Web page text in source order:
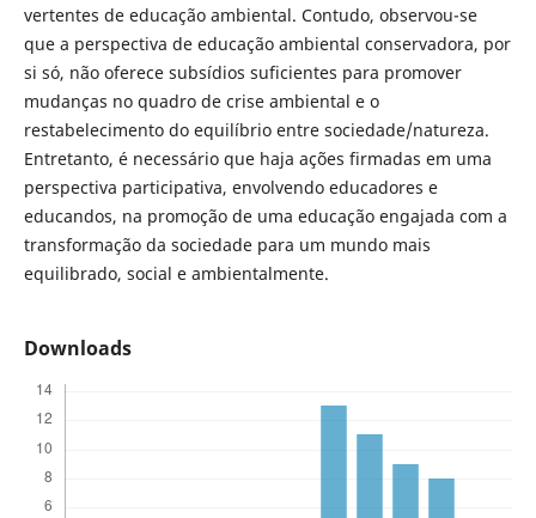
vertentes de educação ambiental. Contudo, observou-se
que a perspectiva de educação ambiental conservadora, por
si só, não oferece subsídios suficientes para promover
mudanças no quadro de crise ambiental e o
restabelecimento do equilíbrio entre sociedade/natureza.
Entretanto, é necessário que haja ações firmadas em uma
perspectiva participativa, envolvendo educadores e
educandos, na promoção de uma educação engajada com a
transformação da sociedade para um mundo mais
equilibrado, social e ambientalmente.
Downloads